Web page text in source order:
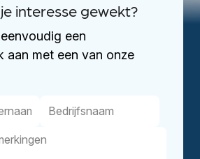
interesse gewekt?
een
aan met een van onze